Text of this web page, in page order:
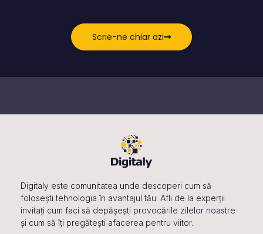
Scrie-ne chiar azi
Digitaly este comunitatea unde descoperi cum să
folosești tehnologia în avantajul tău. Afli de la experții
invitați cum faci să depășești provocările zilelor noastre
și cum să îți pregătești afacerea pentru viitor.